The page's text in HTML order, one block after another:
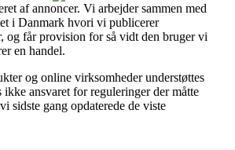
af annoncer. Vi arbejder sammen med
i Danmark hvori vi publicerer
og får provision for så vidt den bruger vi
en handel.
og online virksomheder understøttes
ikke ansvaret for reguleringer der måtte
sidste gang opdaterede de viste